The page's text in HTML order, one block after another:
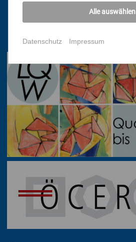
1010 Wien, Stephansplatz 3
01/51 552-3320
Alle auswählen
Datenschutz Impressum